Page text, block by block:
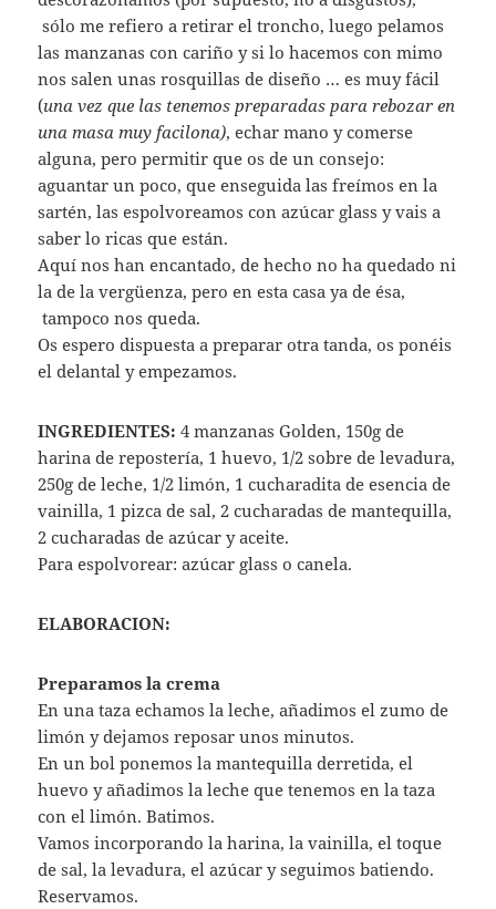
sólo me refiero a retirar el troncho, luego pelamos
las manzanas con cariño y si lo hacemos con mimo
nos salen unas rosquillas de diseño … es muy fácil
(una vez que las tenemos preparadas para rebozar en
una masa muy facilona), echar mano y comerse
alguna, pero permitir que os de un consejo:
aguantar un poco, que enseguida las freímos en la
sartén, las espolvoreamos con azúcar glass y vais a
saber lo ricas que están.
Aquí nos han encantado, de hecho no ha quedado ni
la de la vergüenza, pero en esta casa ya de ésa,
tampoco nos queda.
Os espero dispuesta a preparar otra tanda, os ponéis
el delantal y empezamos.
INGREDIENTES:4 manzanas Golden, 150g de
harina de repostería, 1 huevo, 1/2 sobre de levadura,
250g de leche, 1/2 limón, 1 cucharadita de esencia de
vainilla, 1 pizca de sal, 2 cucharadas de mantequilla,
2 cucharadas de azúcar y aceite.
Para espolvorear: azúcar glass o canela.
ELABORACION:
Preparamos la crema
En una taza echamos la leche, añadimos el zumo de
limón y dejamos reposar unos minutos.
En un bol ponemos la mantequilla derretida, el
huevo y añadimos la leche que tenemos en la taza
con el limón. Batimos.
Vamos incorporando la harina, la vainilla, el toque
de sal, la levadura, el azúcar y seguimos batiendo.
Reservamos.